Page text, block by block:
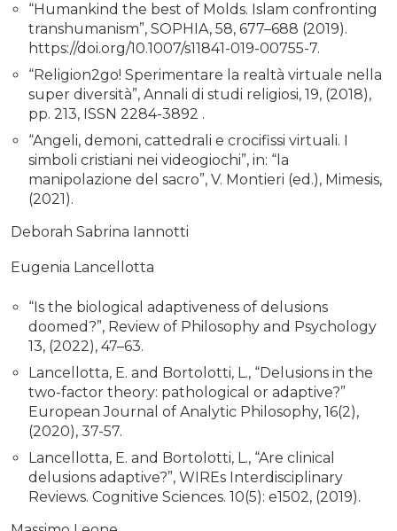
“Humankind the best of Molds. Islam confronting
transhumanism”, SOPHIA, 58, 677–688 (2019).
https://doi.org/10.1007/s11841-019-00755-7.
“Religion2go! Sperimentare la realtà virtuale nella
super diversità”, Annali di studi religiosi, 19, (2018),
pp. 213, ISSN 2284-3892 .
“Angeli, demoni, cattedrali e crocifissi virtuali. I
simboli cristiani nei videogiochi”, in: “la
manipolazione del sacro”, V. Montieri (ed.), Mimesis,
(2021).
Deborah Sabrina Iannotti
Eugenia Lancellotta
“Is the biological adaptiveness of delusions
doomed?”, Review of Philosophy and Psychology
13, (2022), 47–63.
Lancellotta, E. and Bortolotti, L., “Delusions in the
two-factor theory: pathological or adaptive?”
European Journal of Analytic Philosophy, 16(2),
(2020), 37-57.
Lancellotta, E. and Bortolotti, L., “Are clinical
delusions adaptive?”, WIREs Interdisciplinary
Reviews. Cognitive Sciences. 10(5): e1502, (2019).